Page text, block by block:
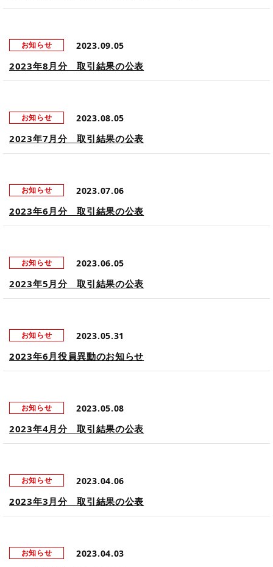
お知らせ 2023.09.05
2023年8月分 取引結果の公表
お知らせ 2023.08.05
2023年7月分 取引結果の公表
お知らせ 2023.07.06
2023年6月分 取引結果の公表
お知らせ 2023.06.05
2023年5月分 取引結果の公表
お知らせ 2023.05.31
2023年6月役員異動のお知らせ
お知らせ 2023.05.08
2023年4月分 取引結果の公表
お知らせ 2023.04.06
2023年3月分 取引結果の公表
お知らせ 2023.04.03